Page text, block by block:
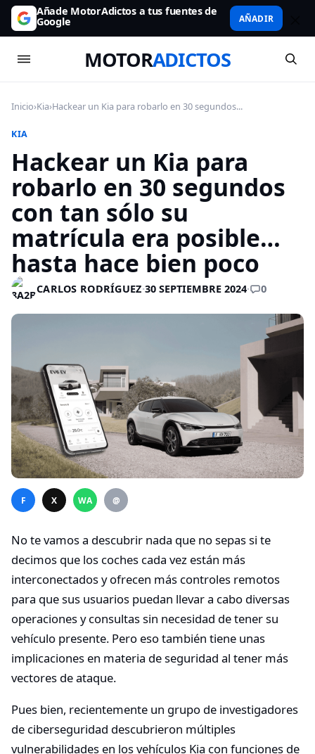
Añade MotorAdictos a tus fuentes de
Google AÑADIR
MOTORADICTOS
Inicio›Kia›Hackear un Kia para robarlo en 30 segundos...
KIA
Hackear un Kia para
robarlo en 30 segundos
con tan sólo su
matrícula era posible…
hasta hace bien poco
CARLOS RODRÍGUEZ·30 SEPTIEMBRE 2024· 0
F X WA @
No te vamos a descubrir nada que no sepas si te
decimos que los coches cada vez están más
interconectados y ofrecen más controles remotos
para que sus usuarios puedan llevar a cabo diversas
operaciones y consultas sin necesidad de tener su
vehículo presente. Pero eso también tiene unas
implicaciones en materia de seguridad al tener más
vectores de ataque.
Pues bien, recientemente un grupo de investigadores
de ciberseguridad descubrieron múltiples
vulnerabilidades en los vehículos Kia con funciones de